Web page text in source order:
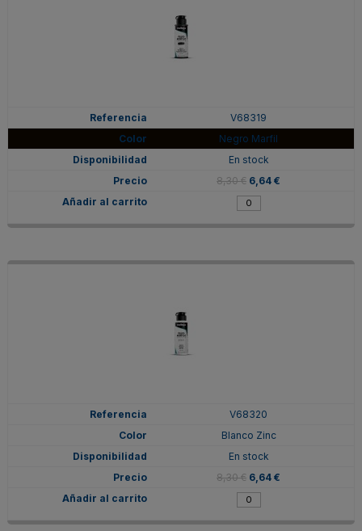
V68319
Negro Marfil
En stock
8,30 € 6,64 €
V68320
Blanco Zinc
En stock
8,30 € 6,64 €